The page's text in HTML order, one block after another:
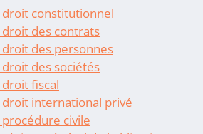
droit constitutionnel
droit des contrats
droit des personnes
des sociétés
fiscal
droit international privé
civile